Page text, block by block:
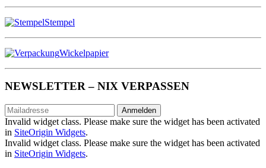
Stempel
Wickelpapier
NEWSLETTER – NIX VERPASSEN
Anmelden
Invalid widget class. Please make sure the widget has been activated
in SiteOrigin Widgets.
Invalid widget class. Please make sure the widget has been activated
in SiteOrigin Widgets.